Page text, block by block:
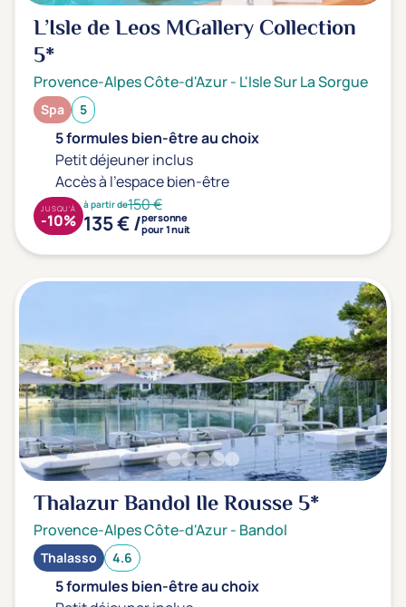
L’Isle de Leos MGallery Collection
5*
Provence-Alpes Côte-d'Azur- L'Isle Sur La Sorgue
Spa 5
5 formules bien-être au choix
Petit déjeuner inclus
Accès à l'espace bien-être
à partir de150 €
135 € /personne
pour 1 nuit
JUSQU'À
-10%
Thalazur Bandol Ile Rousse5*
Provence-Alpes Côte-d'Azur- Bandol
Thalasso 4.6
5 formules bien-être au choix